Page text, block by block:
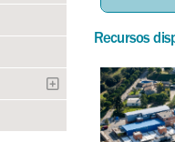
Recursos